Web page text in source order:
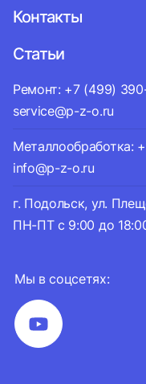
Мы в соцсетях:
Контакты
Статьи
Ремонт: +7 (499)
service@p-z-o.ru
Металлообработка:
info@p-z-o.ru
г. Подольск, ул.
ПН-ПТ с 9:00 до